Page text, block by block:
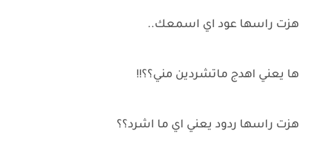
هزت راسها عود اي اسمعك..
ها يعني اهدج ماتشردين مني؟؟!!
هزت راسها ردود يعني اي ما اشرد؟؟